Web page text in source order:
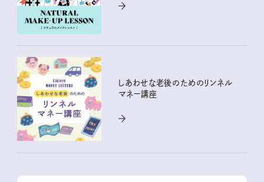
しあわせな老後のためのリンネル
マネー講座